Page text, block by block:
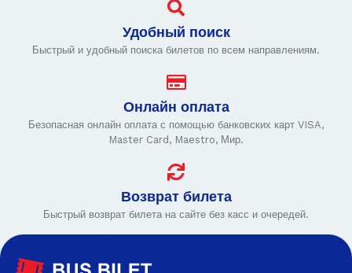
Удобный поиск
Быстрый и удобный поиска билетов по всем направлениям.
Онлайн оплата
Безопасная онлайн оплата с помощью банковских карт VISA,
Master Card, Maestro, Мир.
Возврат билета
Быстрый возврат билета на сайте без касс и очередей.